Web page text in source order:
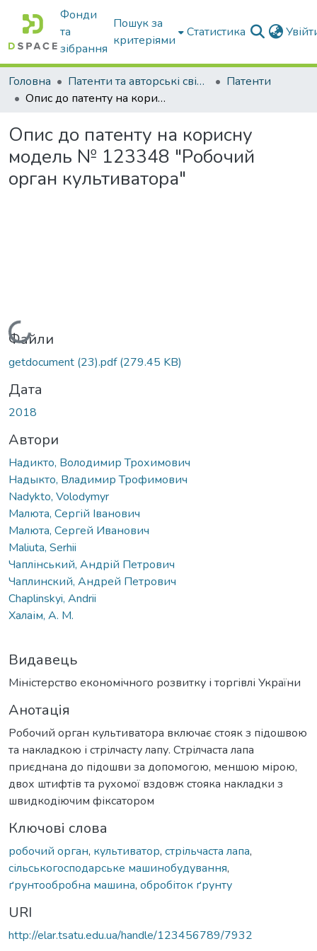
Фонди
та
зібрання
Пошук за
критеріями
Статистика
Головна Патенти та авторські свідоцтва
Патенти
Опис до патенту на корисну модель № 123348 "Робочий орган культиватора"
Опис до патенту на корисну
модель № 123348 "Робочий
орган культиватора"
Вантажиться...
Файли
getdocument (23).pdf(279.45 KB)
Дата
2018
Автори
Надикто, Володимир Трохимович
Надыкто, Владимир Трофимович
Nadykto, Volodymyr
Малюта, Сергій Іванович
Малюта, Сергей Иванович
Maliuta, Serhii
Чаплінський, Андрій Петрович
Чаплинский, Андрей Петрович
Chaplinskyi, Andrii
Халаім, А. М.
Видавець
Міністерство економічного розвитку і торгівлі України
Анотація
Робочий орган культиватора включає стояк з підошвою
та накладкою і стрілчасту лапу. Стрілчаста лапа
приєднана до підошви за допомогою, меншою мірою,
двох штифтів та рухомої вздовж стояка накладки з
швидкодіючим фіксатором
Ключові слова
робочий орган, культиватор, стрільчаста лапа,
сільськогосподарське машинобудування,
ґрунтообробна машина, обробіток ґрунту
URI
http://elar.tsatu.edu.ua/handle/123456789/7932